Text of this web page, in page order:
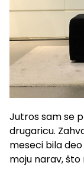
Jutros sam se
drugaricu.
meseci bila
moju narav,